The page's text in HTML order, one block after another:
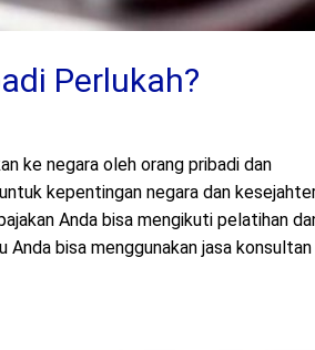
Perlukah?
ke negara oleh orang pribadi dan
kepentingan negara dan
Anda bisa mengikuti pelatihan
bisa menggunakan jasa